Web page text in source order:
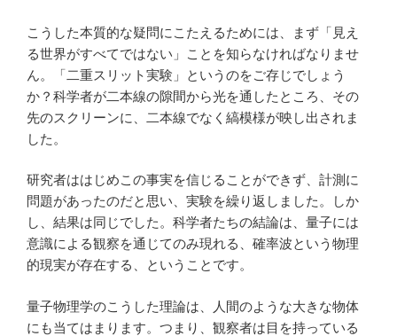
こうした本質的な疑問にこたえるためには、まず「見え
る世界がすべてではない」ことを知らなければなりませ
ん。「二重スリット実験」というのをご存じでしょう
か？科学者が二本線の隙間から光を通したところ、その
先のスクリーンに、二本線でなく縞模様が映し出されま
した。
研究者ははじめこの事実を信じることができず、計測に
問題があったのだと思い、実験を繰り返しました。しか
し、結果は同じでした。科学者たちの結論は、量子には
意識による観察を通じてのみ現れる、確率波という物理
的現実が存在する、ということです。
量子物理学のこうした理論は、人間のような大きな物体
にも当てはまります。つまり、観察者は目を持っている